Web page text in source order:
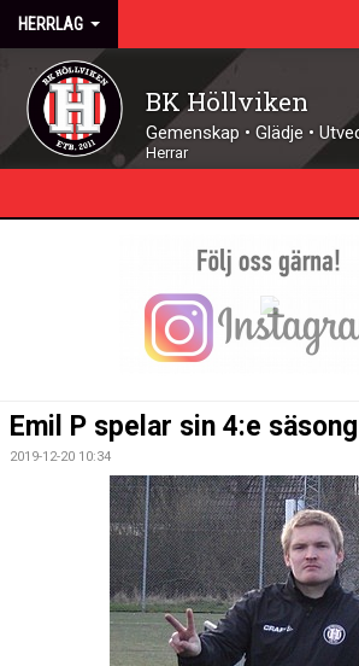
HERRLAG
BK Höllviken
Gemenskap • Glädje •
Herrar
MATCHER
Emil P spelar sin 4:e säsong
2019-12-20 10:34